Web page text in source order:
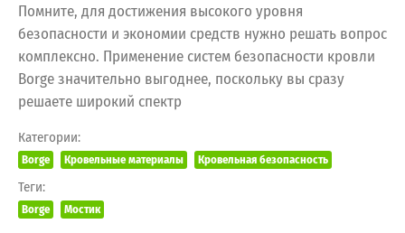
Помните, для достижения высокого уровня
безопасности и экономии средств нужно решать вопрос
комплексно. Применение систем безопасности кровли
Borge значительно выгоднее, поскольку вы сразу
решаете широкий спектр
Категории:
Borge Кровельные материалы Кровельная безопасность
Теги:
Borge Мостик